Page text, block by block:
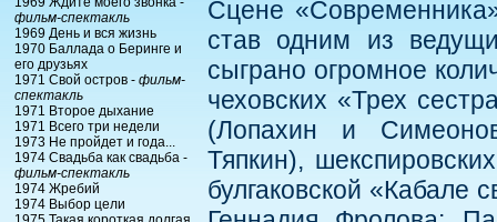
фильм-спектакль
1969 День и вся жизнь
1970 Баллада о Беринге и
его друзьях
1971 Свой остров - фильм-
спектакль
1971 Второе дыхание
1971 Всего три недели
1973 Не пройдет и года...
1974 Свадьба как свадьба -
фильм-спектакль
1974 Жребий
1974 Выбор цели
Сцене
став одним из
сыграно огромное
чеховских «Трех
(Лопахин и
Тяпкин),
булгаковской